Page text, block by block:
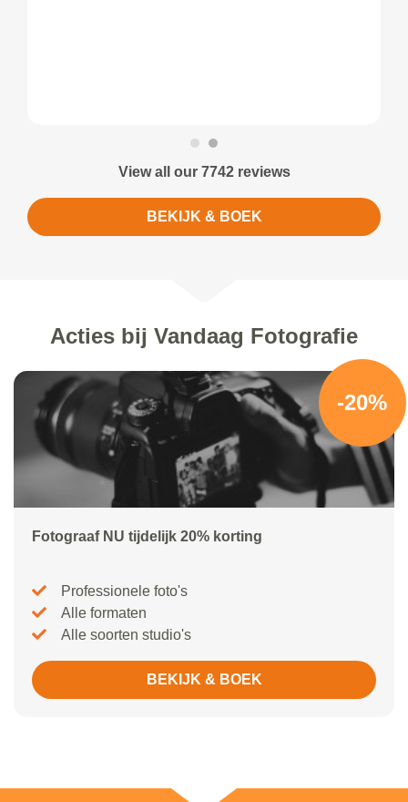
View all our 7742 reviews
BEKIJK & BOEK
Acties bij Vandaag Fotografie
-20%
Fotograaf NU tijdelijk 20% korting
Professionele foto's
Alle formaten
Alle soorten studio's
BEKIJK & BOEK